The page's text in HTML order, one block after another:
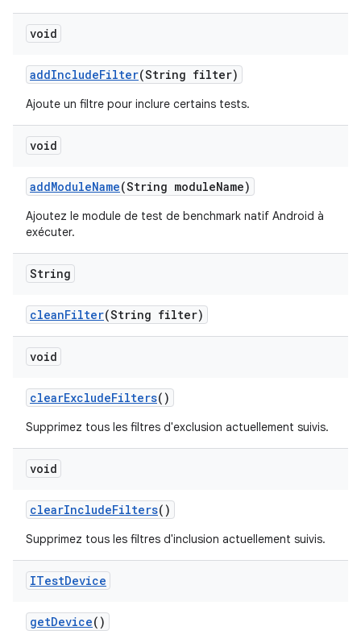
void
addIncludeFilter(String filter)
Ajoute un filtre pour inclure certains tests.
void
addModuleName(String moduleName)
Ajoutez le module de test de benchmark natif Android à
exécuter.
String
cleanFilter(String filter)
void
clearExcludeFilters()
Supprimez tous les filtres d'exclusion actuellement suivis.
void
clearIncludeFilters()
Supprimez tous les filtres d'inclusion actuellement suivis.
ITestDevice
getDevice()